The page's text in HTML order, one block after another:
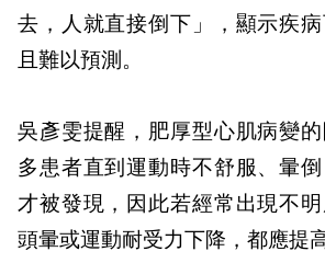
去，人就直接倒下」，顯示疾病
且難以預測。
吳彥雯提醒，肥厚型心肌病變
多患者直到運動時不舒服、暈
才被發現，因此若經常出現不明
頭暈或運動耐受力下降，都應提